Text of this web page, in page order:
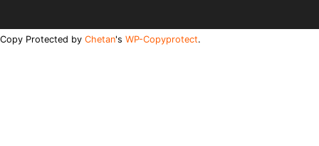
Copy Protected by Chetan's WP-Copyprotect.